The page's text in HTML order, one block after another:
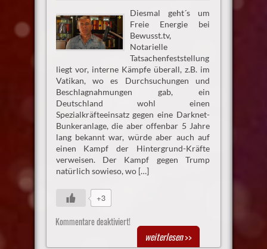
Diesmal geht´s um
Freie Energie bei
Bewusst.tv,
Notarielle
Tatsachenfeststellung
liegt vor, interne Kämpfe überall, z.B. im
Vatikan, wo es Durchsuchungen und
Beschlagnahmungen gab, ein
Deutschland wohl einen
Spezialkräfteeinsatz gegen eine Darknet-
Bunkeranlage, die aber offenbar 5 Jahre
lang bekannt war, würde aber auch auf
einen Kampf der Hintergrund-Kräfte
verweisen. Der Kampf gegen Trump
natürlich sowieso, wo […]
+3
Kommentare deaktiviert!
weiterlesen>>